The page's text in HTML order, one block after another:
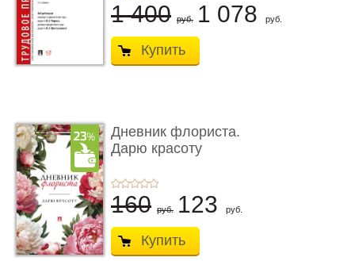
1 400 руб. 1 078 руб.
Купить
Дневник флориста.
Дарю красоту
160 руб. 123 руб.
Купить